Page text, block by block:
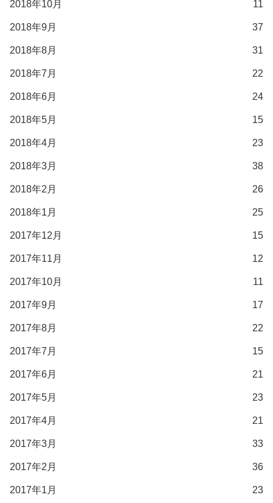
2018年10月 11
2018年9月 37
2018年8月 31
2018年7月 22
2018年6月 24
2018年5月 15
2018年4月 23
2018年3月 38
2018年2月 26
2018年1月 25
2017年12月 15
2017年11月 12
2017年10月 11
2017年9月 17
2017年8月 22
2017年7月 15
2017年6月 21
2017年5月 23
2017年4月 21
2017年3月 33
2017年2月 36
2017年1月 23